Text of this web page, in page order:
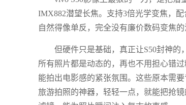
IMX882潜望长焦。支持3倍光学变焦，
自然得像单反，完全没有廉价数码变焦的
但硬件只是基础，真正让S50封神的
所有照片都是动态的，再也不用担心错
能拍出电影感的紧张氛围。这些原本需
旅游拍照的神器，轻轻一点，就能把抢